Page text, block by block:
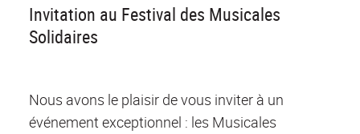
Invitation au Festival des Musicales
Solidaires
Nous avons le plaisir de vous inviter à un
événement exceptionnel : les Musicales